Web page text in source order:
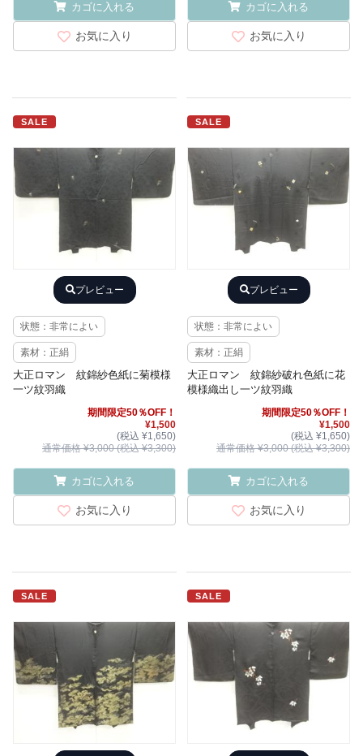
カゴに入れる
お気に入り
カゴに入れる
お気に入り
SALE
プレビュー
状態：非常によい
素材：正絹
大正ロマン 紋錦紗色紙に菊模様
一ツ紋羽織
期間限定50％OFF！
¥1,500
(税込 ¥1,650)
通常価格 ¥3,000 (税込 ¥3,300)
カゴに入れる
お気に入り
SALE
プレビュー
状態：非常によい
素材：正絹
大正ロマン 紋錦紗破れ色紙に花
模様織出し一ツ紋羽織
期間限定50％OFF！
¥1,500
(税込 ¥1,650)
通常価格 ¥3,000 (税込 ¥3,300)
カゴに入れる
お気に入り
SALE SALE